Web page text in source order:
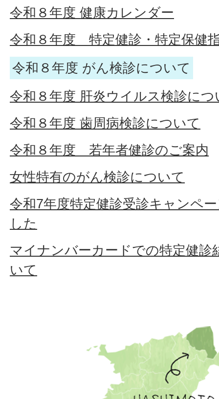
令和８年度 健康カレンダー
令和８年度 特定健診・特定保健
令和８年度 がん検診について
令和８年度 肝炎ウイルス検診につ
令和８年度 歯周病検診について
令和８年度 若年者健診のご案内
女性特有のがん検診について
令和7年度特定健診受診キャンペ
した
マイナンバーカードでの特定健診
いて